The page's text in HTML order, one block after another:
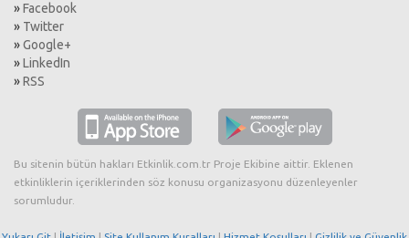
»Facebook
» Twitter
»Google+
»LinkedIn
»RSS
Bu sitenin bütün hakları Etkinlik.com.tr Proje Ekibine aittir. Eklenen
etkinliklerin içeriklerinden söz konusu organizasyonu düzenleyenler
sorumludur.